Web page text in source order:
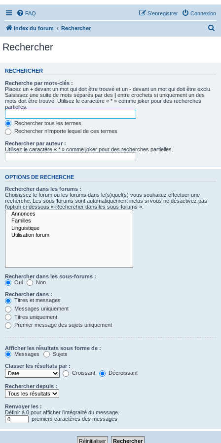
FAQ Connexion
S’enregistrer
Index du forum Rechercher
e
Rechercher
RECHERCHER
Recherche par mots-clés :
Placez un + devant un mot qui doit être trouvé et un - devant un mot qui doit être exclu.
Saisissez une suite de mots séparés par des | entre crochets si uniquement un des
mots doit être trouvé. Utilisez le caractère « * » comme joker pour des recherches
partielles.
Rechercher tous les termes
Rechercher n’importe lequel de ces termes
Rechercher par auteur :
Utilisez le caractère « * » comme joker pour des recherches partielles.
OPTIONS DE RECHERCHE
Rechercher dans les forums :
Choisissez le forum ou les forums dans le(s)quel(s) vous souhaitez effectuer une
recherche. Les sous-forums sont automatiquement inclus si vous ne désactivez pas
l’option ci-dessous « Rechercher dans les sous-forums ».
Rechercher dans les sous-forums :
Oui
Non
Rechercher dans :
Titres et messages
Messages uniquement
Titres uniquement
Premier message des sujets uniquement
Afficher les résultats sous forme de :
Messages
Sujets
Classer les résultats par :
Croissant
Décroissant
Rechercher depuis :
Renvoyer les :
Définir à 0 pour afficher l’intégralité du message.
premiers caractères des messages